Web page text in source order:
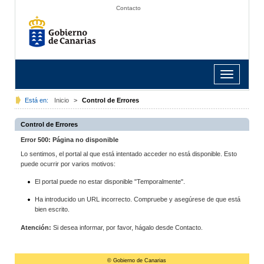
Contacto
Toggle
navigation
Está en: Inicio > Control de Errores
Control de Errores
Error 500: Página no disponible
Lo sentimos, el portal al que está intentado acceder no está disponible. Esto
puede ocurrir por varios motivos:
El portal puede no estar disponible "Temporalmente".
Ha introducido un URL incorrecto. Compruebe y asegúrese de que está
bien escrito.
Atención: Si desea informar, por favor, hágalo desde Contacto.
© Gobierno de Canarias